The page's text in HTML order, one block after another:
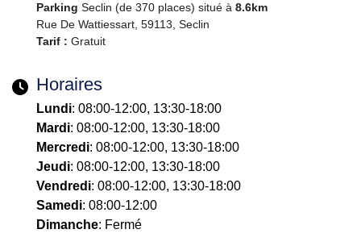
Parking Seclin (de 370 places) situé à 8.6km
Rue De Wattiessart, 59113, Seclin
Tarif : Gratuit
Horaires
Lundi: 08:00-12:00, 13:30-18:00
Mardi: 08:00-12:00, 13:30-18:00
Mercredi: 08:00-12:00, 13:30-18:00
Jeudi: 08:00-12:00, 13:30-18:00
Vendredi: 08:00-12:00, 13:30-18:00
Samedi: 08:00-12:00
Dimanche: Fermé